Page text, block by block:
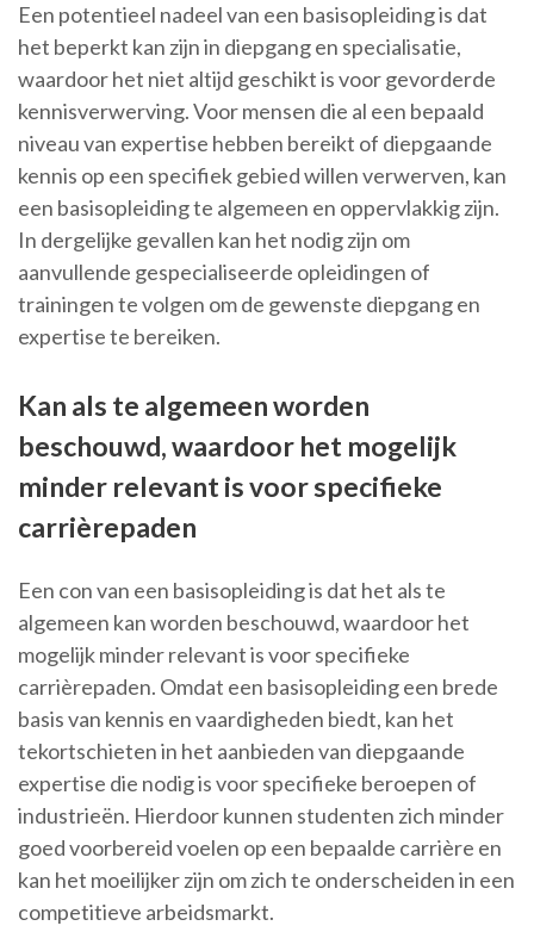
Een potentieel nadeel van een basisopleiding is dat
het beperkt kan zijn in diepgang en specialisatie,
waardoor het niet altijd geschikt is voor gevorderde
kennisverwerving. Voor mensen die al een bepaald
niveau van expertise hebben bereikt of diepgaande
kennis op een specifiek gebied willen verwerven, kan
een basisopleiding te algemeen en oppervlakkig zijn.
In dergelijke gevallen kan het nodig zijn om
aanvullende gespecialiseerde opleidingen of
trainingen te volgen om de gewenste diepgang en
expertise te bereiken.
Kan als te algemeen worden
beschouwd, waardoor het mogelijk
minder relevant is voor specifieke
carrièrepaden
Een con van een basisopleiding is dat het als te
algemeen kan worden beschouwd, waardoor het
mogelijk minder relevant is voor specifieke
carrièrepaden. Omdat een basisopleiding een brede
basis van kennis en vaardigheden biedt, kan het
tekortschieten in het aanbieden van diepgaande
expertise die nodig is voor specifieke beroepen of
industrieën. Hierdoor kunnen studenten zich minder
goed voorbereid voelen op een bepaalde carrière en
kan het moeilijker zijn om zich te onderscheiden in een
competitieve arbeidsmarkt.